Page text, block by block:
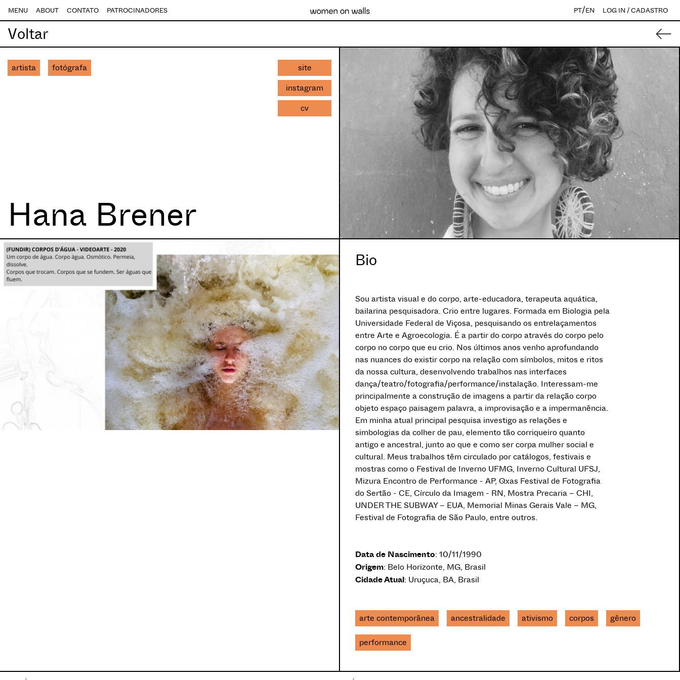
MENU ABOUT CONTATO PATROCINADORES PT/EN LOG IN / CADASTRO
Voltar
artista fotógrafa
site
instagram
cv
Hana Brener
Bio
Sou artista visual e do corpo, arte-educadora, terapeuta aquática,
bailarina pesquisadora. Crio entre lugares. Formada em Biologia pela
Universidade Federal de Viçosa, pesquisando os entrelaçamentos
entre Arte e Agroecologia. É a partir do corpo através do corpo pelo
corpo no corpo que eu crio. Nos últimos anos venho aprofundando
nas nuances do existir corpo na relação com símbolos, mitos e ritos
da nossa cultura, desenvolvendo trabalhos nas interfaces
dança/teatro/fotografia/performance/instalação. Interessam-me
principalmente a construção de imagens a partir da relação corpo
objeto espaço paisagem palavra, a improvisação e a impermanência.
Em minha atual principal pesquisa investigo as relações e
simbologias da colher de pau, elemento tão corriqueiro quanto
antigo e ancestral, junto ao que e como ser corpa mulher social e
cultural. Meus trabalhos têm circulado por catálogos, festivais e
mostras como o Festival de Inverno UFMG, Inverno Cultural UFSJ,
Mizura Encontro de Performance - AP, Qxas Festival de Fotografia
do Sertão - CE, Círculo da Imagem - RN, Mostra Precaria – CHI,
UNDER THE SUBWAY – EUA, Memorial Minas Gerais Vale – MG,
Festival de Fotografia de São Paulo, entre outros.
Data de Nascimento: 10/11/1990
Origem: Belo Horizonte, MG, Brasil
Cidade Atual: Uruçuca, BA, Brasil
arte contemporânea ancestralidade ativismo corpos gênero
performance